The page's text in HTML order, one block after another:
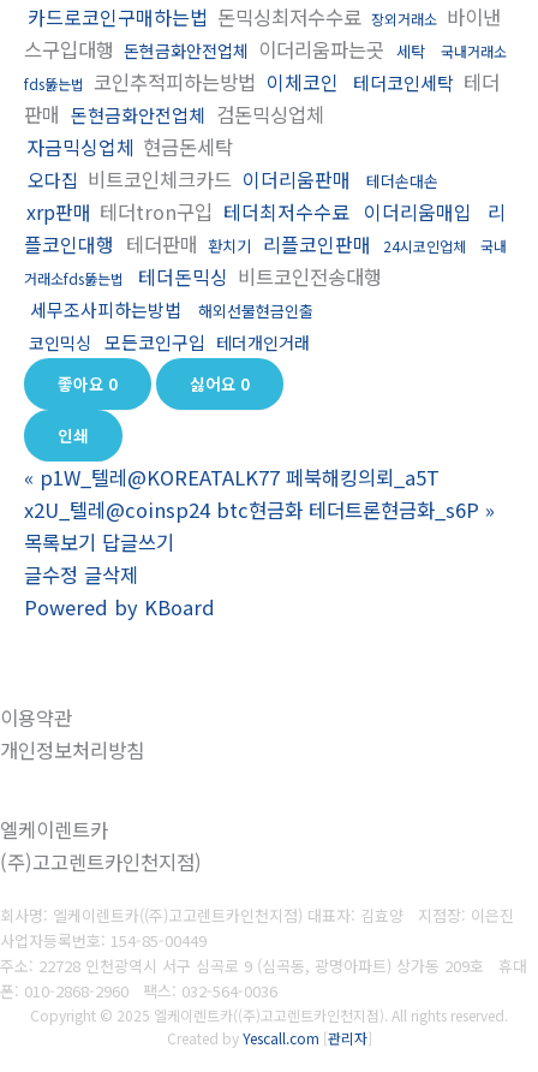
카드로코인구매하는법 돈믹싱최저수수료 장외거래소 바이낸
스구입대행 돈현금화안전업체 이더리움파는곳 세탁
국내거래소
fds뚫는법 코인추적피하는방법 이체코인 테더코인세탁 테더
판매 돈현금화안전업체 검돈믹싱업체
자금믹싱업체 현금돈세탁
오다집 비트코인체크카드 이더리움판매 테더손대손
xrp판매 테더tron구입 테더최저수수료 이더리움매입
리
플코인대행 테더판매 환치기 리플코인판매 24시코인업체
국내
거래소fds뚫는법
테더돈믹싱 비트코인전송대행
세무조사피하는방법 해외선물현금인출
코인믹싱 모든코인구입 테더개인거래
좋아요 0 싫어요 0
인쇄
« p1W_텔레@KOREATALK77 페북해킹의뢰_a5T
x2U_텔레@coinsp24 btc현금화 테더트론현금화_s6P »
목록보기 답글쓰기
글수정 글삭제
Powered by KBoard
이용약관
개인정보처리방침
엘케이렌트카
(주)고고렌트카인천지점)
회사명: 엘케이렌트카((주)고고렌트카인천지점) 대표자: 김효양 지점장: 이은진
사업자등록번호: 154-85-00449
주소: 22728 인천광역시 서구 심곡로 9 (심곡동, 광명아파트) 상가동 209호 휴대
폰: 010-2868-2960 팩스: 032-564-0036
Copyright © 2025 엘케이렌트카((주)고고렌트카인천지점). All rights reserved.
Created byYescall.com [관리자]